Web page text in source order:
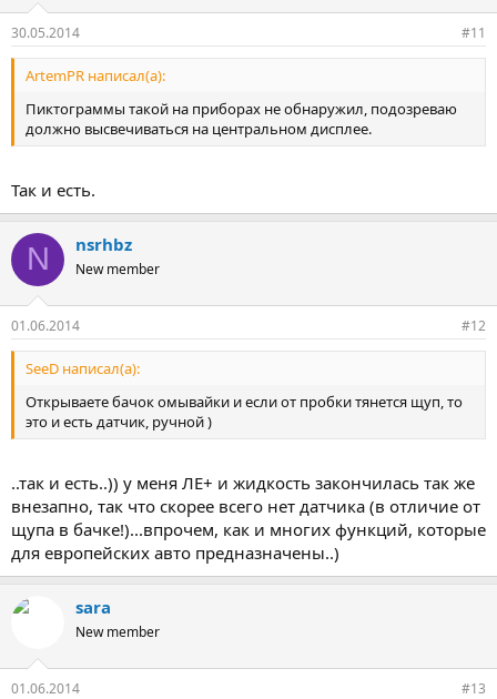
30.05.2014 #11
ArtemPR написал(а):
Пиктограммы такой на приборах не обнаружил, подозреваю
должно высвечиваться на центральном дисплее.
Так и есть.
N nsrhbz
New member
01.06.2014 #12
SeeD написал(а):
Открываете бачок омывайки и если от пробки тянется щуп, то
это и есть датчик, ручной )
..так и есть..)) у меня ЛЕ+ и жидкость закончилась так же
внезапно, так что скорее всего нет датчика (в отличие от
щупа в бачке!)...впрочем, как и многих функций, которые
для европейских авто предназначены..)
sara
New member
01.06.2014 #13